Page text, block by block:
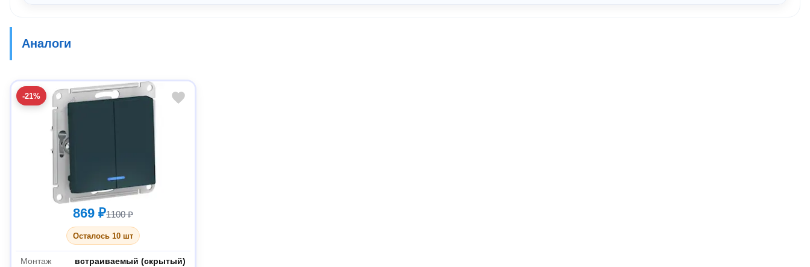
Аналоги
-21%
869 ₽1100 ₽
Осталось 10 шт
Монтаж
встраиваемый (скрытый)